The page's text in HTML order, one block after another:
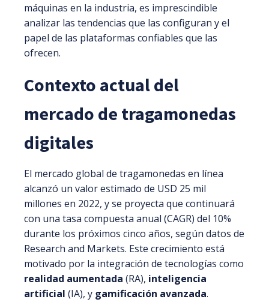
máquinas en la industria, es imprescindible
analizar las tendencias que las configuran y el
papel de las plataformas confiables que las
ofrecen.
Contexto actual del
mercado de tragamonedas
digitales
El mercado global de tragamonedas en línea
alcanzó un valor estimado de USD 25 mil
millones en 2022, y se proyecta que continuará
con una tasa compuesta anual (CAGR) del 10%
durante los próximos cinco años, según datos de
Research and Markets. Este crecimiento está
motivado por la integración de tecnologías como
realidad aumentada (RA), inteligencia
artificial (IA), y gamificación avanzada.